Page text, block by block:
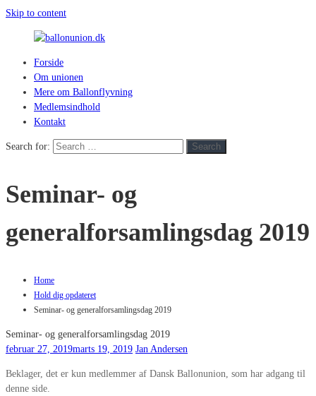
Skip to content
ballonunion.dk
hvad
blæser
Forside
Om unionen
Mere om Ballonflyvning
Medlemsindhold
Kontakt
Search for: Search
Seminar- og
generalforsamlingsdag 2019
Home
Hold dig opdateret
Seminar- og generalforsamlingsdag 2019
Seminar- og generalforsamlingsdag 2019
februar 27, 2019marts 19, 2019 Jan Andersen
Beklager, det er kun medlemmer af Dansk Ballonunion, som har adgang til
denne side.